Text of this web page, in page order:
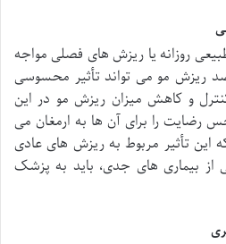
روزانه یا ریزش های فصلی مواجه
ریزش مو می تواند تأثیر محسوسی
و کاهش میزان ریزش مو در این
را برای آن ها به ارمغان می
این تأثیر مربوط به ریزش های عادی
بیماری های جدی، باید به پزشک